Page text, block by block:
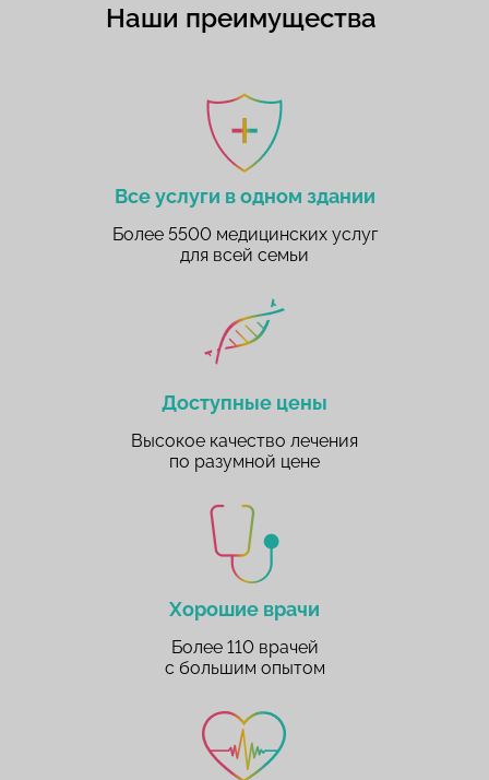
Наши преимущества
Все услуги в одном здании
Более 5500 медицинских услуг
для всей семьи
Доступные цены
Высокое качество лечения
по разумной цене
Хорошие врачи
Более 110 врачей
с большим опытом